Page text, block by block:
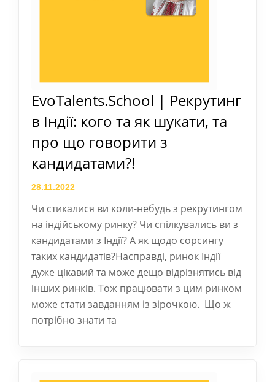
EvoTalents.School | Рекрутинг
в Індії: кого та як шукати, та
про що говорити з
кандидатами?!
28.11.2022
Чи стикалися ви коли-небудь з рекрутингом
на індійському ринку? Чи спілкувались ви з
кандидатами з Індії? А як щодо сорсингу
таких кандидатів?Насправді, ринок Індії
дуже цікавий та може дещо відрізнятись від
інших ринків. Тож працювати з цим ринком
може стати завданням із зірочкою. Що ж
потрібно знати та